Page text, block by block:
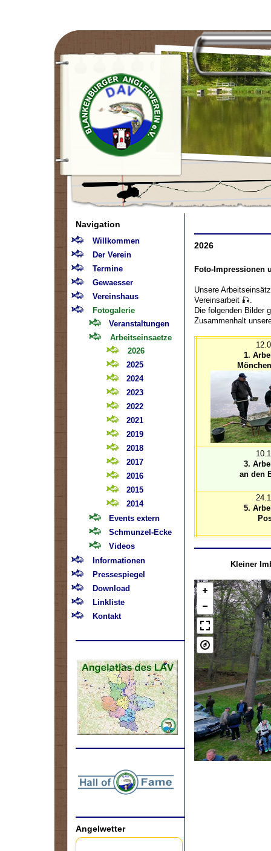
Navigation
Willkommen
Der Verein
Termine
Gewaesser
Vereinshaus
Fotogalerie
Veranstaltungen
Arbeitseinsaetze
2026
2025
2024
2023
2022
2021
2019
2018
2017
2016
2015
2014
Events extern
Schmunzel-Ecke
Videos
Informationen
Pressespiegel
Download
Linkliste
Kontakt
Angelwetter
2026
Foto-Impressionen
Unsere
Vereinsarbeit 🎣.
Die folgenden Bilder
Zusammenhalt
1.
3.
an den
5.
Kleiner